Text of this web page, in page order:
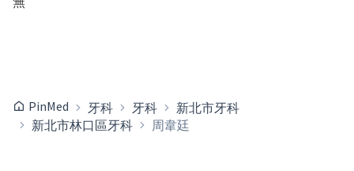
PinMed 牙科 牙科
新北市牙科
新北市林口區牙科
周韋廷